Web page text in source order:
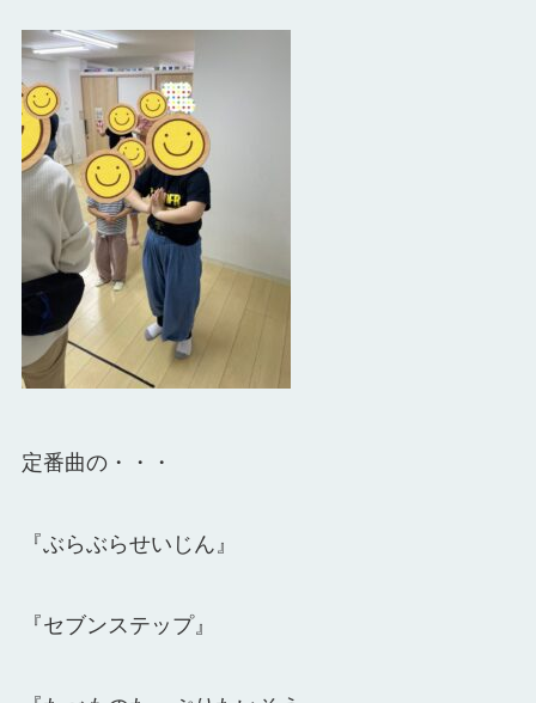
定番曲の・・・
『ぶらぶらせいじん』
『セブンステップ』